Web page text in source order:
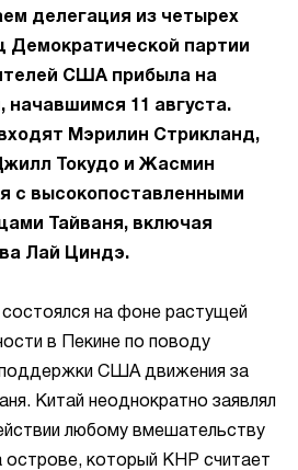
делегация из четырех
Демократической партии
США прибыла на
начавшимся 11 августа.
входят Мэрилин Стрикланд,
Токудо и Жасмин
с высокопоставленными
Тайваня, включая
Лай Циндэ.
состоялся на фоне растущей
в Пекине по поводу
поддержки США движения за
Китай неоднократно заявлял
любому вмешательству
острове, который КНР считает